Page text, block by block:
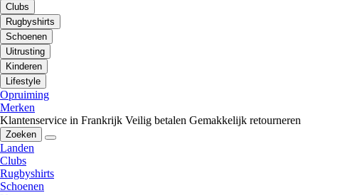
Clubs
Rugbyshirts
Schoenen
Uitrusting
Kinderen
Lifestyle
Opruiming
Merken
Klantenservice in Frankrijk Veilig betalen Gemakkelijk retourneren
Zoeken
Landen
Clubs
Rugbyshirts
Schoenen